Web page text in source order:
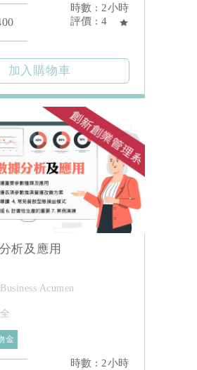
時數 : 2小時
評價 : 4
析及應用
Acumen
金
時數 : 2小時